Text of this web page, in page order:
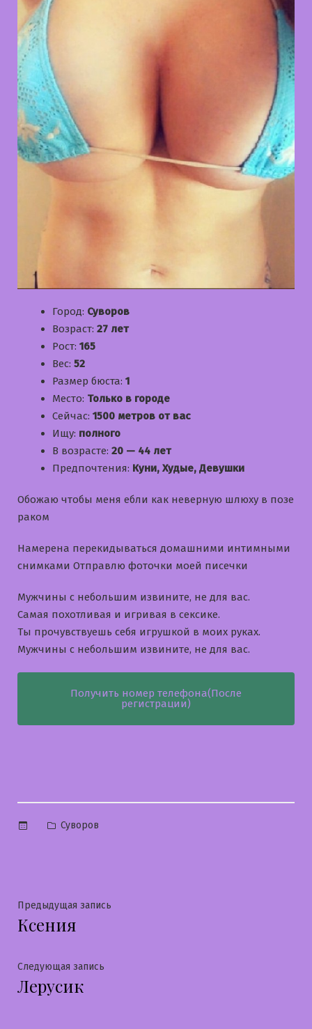
Город: Суворов
Возраст: 27 лет
Рост: 165
Вес: 52
Размер бюста: 1
Место: Только в городе
Сейчас: 1500 метров от вас
Ищу: полного
В возрасте: 20 — 44 лет
Предпочтения: Куни, Худые, Девушки
Обожаю чтобы меня ебли как неверную шлюху в позе
раком
Намерена перекидываться домашними интимными
снимками Отправлю фоточки моей писечки
Мужчины с небольшим извините, не для вас.
Самая похотливая и игривая в сексике.
Ты прочувствуешь себя игрушкой в моих руках.
Мужчины с небольшим извините, не для вас.
Получить номер телефона(После
регистрации)
Опубликовано
Суворов
Навигация
по
записям
Предыдущая запись
Ксения
Следующая запись
Лерусик